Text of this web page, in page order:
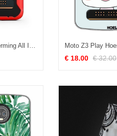
Moto Z3 Play Hoesje Bescherming All Inclusive Hoes, Moto Z3 Play Hoesje Rood Anti-fall
€ 18.00 € 32.00